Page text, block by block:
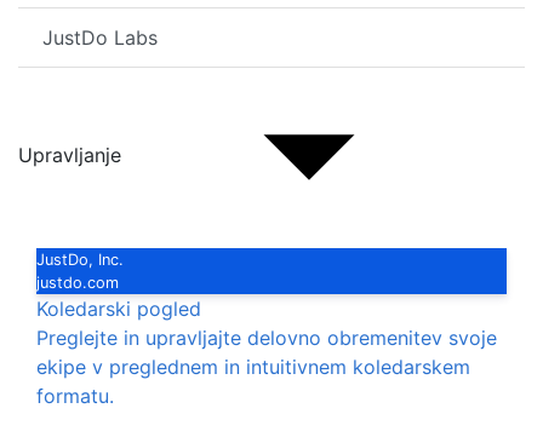
JustDo Labs
Upravljanje
JustDo, Inc.
justdo.com
Koledarski pogled
Preglejte in upravljajte delovno obremenitev svoje
ekipe v preglednem in intuitivnem koledarskem
formatu.